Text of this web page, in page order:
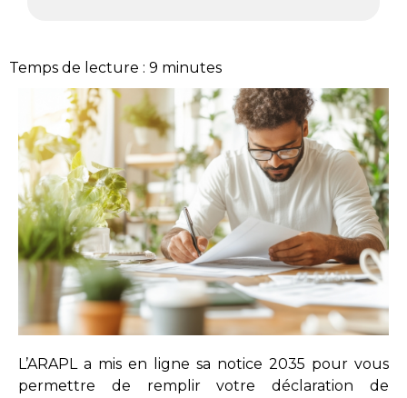
Temps de lecture : 9 minutes
L’ARAPL a mis en ligne sa notice 2035 pour vous
permettre de remplir votre déclaration de